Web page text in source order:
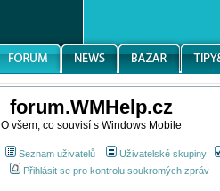
forum.WMHelp.cz
O všem, co souvisí s Windows Mobile
Seznam uživatelů Uživatelské skupiny
Přihlásit se pro kontrolu soukromých zpráv